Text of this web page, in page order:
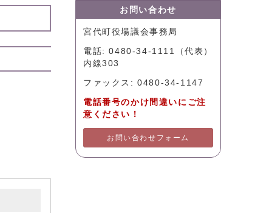
お問い合わせ
宮代町役場議会事務局
電話: 0480-34-1111（代表）
内線303
ファックス: 0480-34-1147
電話番号のかけ間違いにご注
意ください！
お問い合わせフォーム